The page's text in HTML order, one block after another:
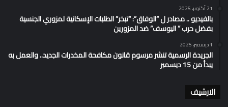
21 أكتوبر، 2025
بالفيديو .. مصادر ل “الوفاق”: “تبخر” الطلبات الإسكانية لمزوري الجنسية
بفضل حرب ” اليوسف” ضد المزورين
1 ديسمبر، 2025
الجريدة الرسمية تنشر مرسوم قانون مكافحة المخدرات الجديد.. والعمل به
يبدأ من 15 ديسمبر
الارشيف